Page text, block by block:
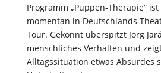
Programm „Puppen-Therapie“
momentan in Deutschlands
Tour. Gekonnt überspitzt Jörg
menschliches Verhalten und
Alltagssituation etwas Absurdes